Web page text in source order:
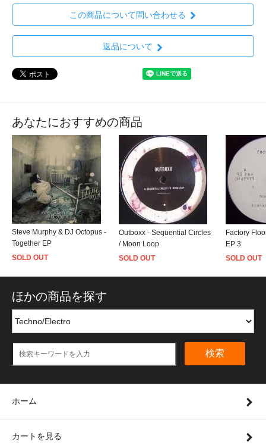
この商品について問い合わせる
返品について
あなたにおすすめの商品
Steve Murphy & DJ Octopus -
Together EP
SOLD OUT
Outboxx - Sequential Circles
/ Moon Loop
SOLD OUT
Factory
EP 3
SOLD OUT
ほかの商品を探す
検索
ホーム
カートを見る